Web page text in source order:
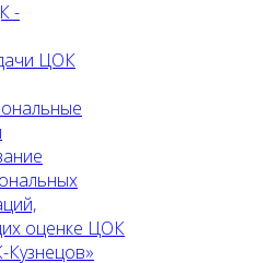
-
ЦОК
оценке ЦОК